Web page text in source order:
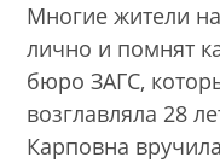
Многие жители
лично и помнят
бюро ЗАГС,
возглавляла 28
Карповна